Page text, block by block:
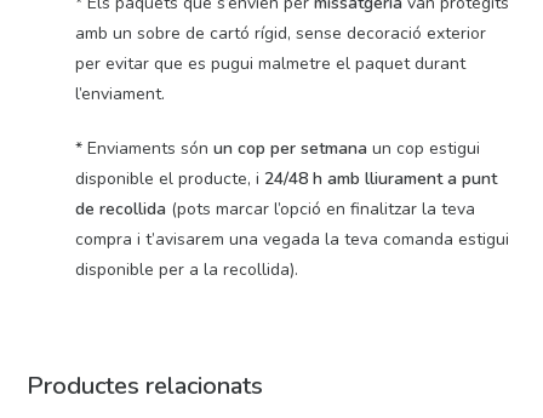
amb un sobre de cartó rígid, sense decoració exterior
per evitar que es pugui malmetre el paquet durant
l’enviament.
* Enviaments sónun cop per setmana un cop estigui
disponible el producte, i 24/48 h amb lliurament a punt
de recollida (pots marcar l’opció en finalitzar la teva
compra i t’avisarem una vegada la teva comanda estigui
disponible per a la recollida).
Productes relacionats